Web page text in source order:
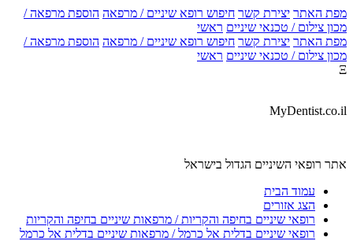
מפת האתר יצירת קשר חיפוש רופא שיניים / מרפאה הוספת מרפאה /
מכון צילום / טכנאי שיניים ראשי
מפת האתר יצירת קשר חיפוש רופא שיניים / מרפאה הוספת מרפאה /
מכון צילום / טכנאי שיניים ראשי
Ξ
MyDentist.co.il
אתר רופאי השיניים הגדול בישראל
עמוד הבית
הצג אזורים
רופאי שיניים בחיפה והקריות / מרפאות שיניים בחיפה והקריות
רופאי שיניים בדלית אל כרמל / מרפאות שיניים בדלית אל כרמל